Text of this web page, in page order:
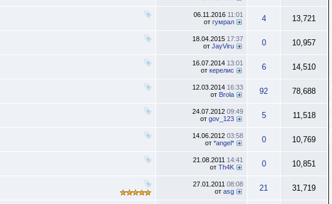
06.11.2016 11:01
от гумрал 4 13,721
18.04.2015 17:37
от JayViru 0 10,957
16.07.2014 13:01
от керелис 6 14,510
12.03.2014 16:33
от Brola 92 78,688
24.07.2012 09:49
от gov_123 5 11,518
14.06.2012 03:58
от *angel* 0 10,769
21.08.2011 14:41
от Th4K 0 10,851
27.01.2011 08:08
от asg 21 31,719